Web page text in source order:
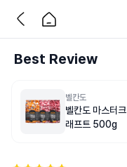
Best Review
벨칸도
벨칸도 마스터크
래프트 500g